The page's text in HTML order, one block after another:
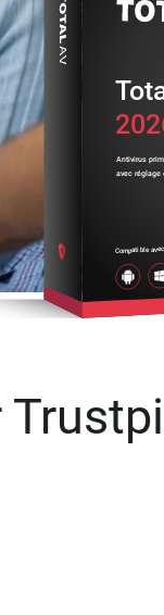
Antivirus
avec réglage
Compatible avec